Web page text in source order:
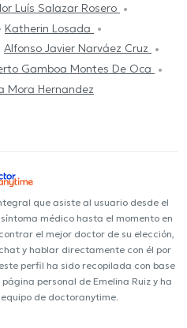
Luís Salazar Rosero
Katherin Losada
Alfonso Javier Narváez Cruz
Gamboa Montes De Oca
Mora Hernandez
que asiste al usuario desde el
médico hasta el momento en
el mejor doctor de su elección,
y hablar directamente con él por
perfil ha sido recopilada con base
personal de Emelina Ruiz y ha
de doctoranytime.